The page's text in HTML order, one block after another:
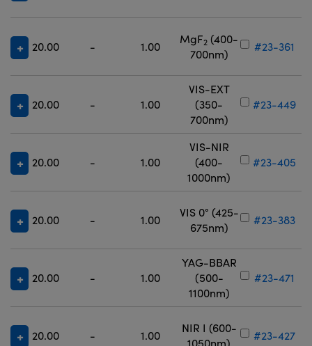
20.00 - 1.00
MgF2 (400-
700nm)
#23-361
20.00 - 1.00
VIS-EXT
(350-
700nm)
#23-449
20.00 - 1.00
VIS-NIR
(400-
1000nm)
#23-405
20.00 - 1.00
VIS 0° (425-
675nm)
#23-383
20.00 - 1.00
YAG-BBAR
(500-
1100nm)
#23-471
20.00 - 1.00
NIR I (600-
1050nm)
#23-427